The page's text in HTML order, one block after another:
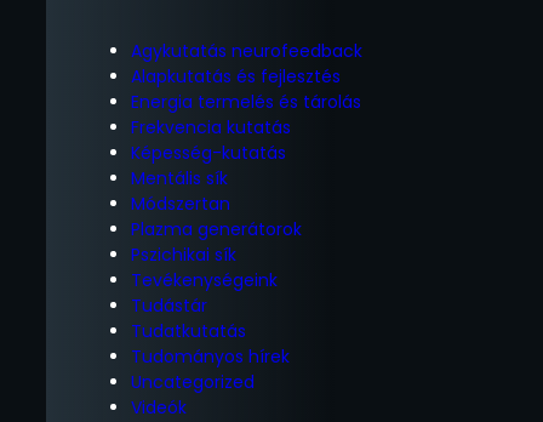
Agykutatás neurofeedback
Alapkutatás és fejlesztés
Energia termelés és tárolás
Frekvencia kutatás
Képesség-kutatás
Mentális sík
Módszertan
Plazma generátorok
Pszichikai sík
Tevékenységeink
Tudástár
Tudatkutatás
Tudományos hírek
Uncategorized
Videók